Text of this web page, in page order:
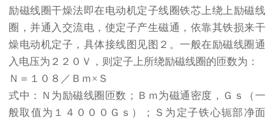
励磁线圈干燥法即在电动机定子线圈铁芯上绕上励磁线
圈，并通入交流电，使定子产生磁通，依靠其铁损来干
燥电动机定子，具体接线图见图２。一般在励磁线圈通
入电压为２２０Ｖ，则定子上所绕励磁线圈的匝数为：
Ｎ＝１０８／Ｂｍ×Ｓ
式中：Ｎ为励磁线圈匝数；Ｂｍ为磁通密度，Ｇｓ（一
般取值为１４０００Ｇｓ）；Ｓ为定子铁心轭部净面